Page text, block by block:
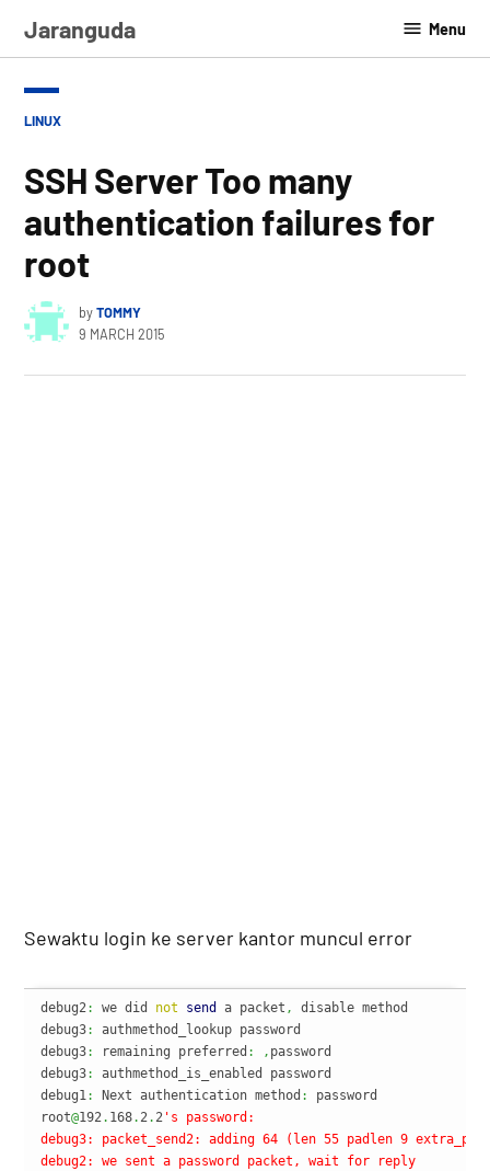
Jaranguda Menu
POSTED
LINUX
SSH Server Too many
authentication failures for
root
byTOMMY
9 MARCH 2015
Sewaktu login ke server kantor muncul error
debug2: we did not send a packet ,
disable method
debug3:
authmethod_lookup password
debug3: remaining preferred : , password
debug3:
authmethod_is_enabled password
debug1: Next authentication method :
password
root@192. 168. 2. 2 's password:
debug3: packet_send2: adding 64 (len 55 padlen 9
debug2: we sent a password packet, wait for reply